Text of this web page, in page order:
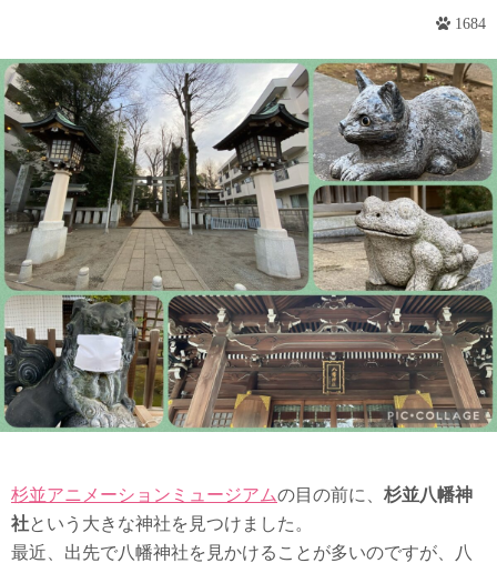
1684
杉並アニメーションミュージアムの目の前に、 杉並八幡神
社という大きな神社を見つけました。
最近、出先で八幡神社を見かけることが多いのですが、八